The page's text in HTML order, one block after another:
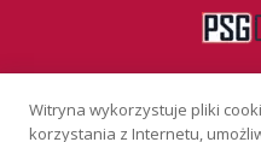
Witryna wykorzystuje pliki
korzystania z Internetu,